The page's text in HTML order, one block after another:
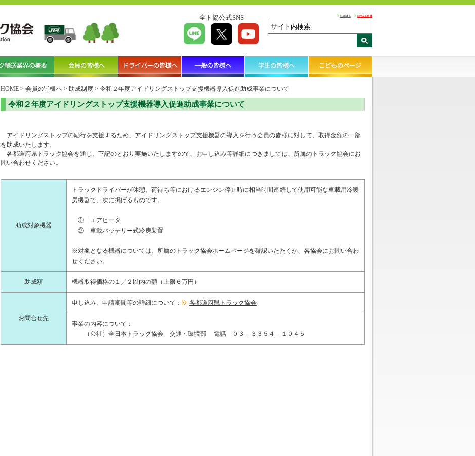
全ト協公式SNS HOME ENGLISH
HOME > 会員の皆様へ > 助成制度 > 令和２年度アイドリングストップ支援機器導入促進助成事業について
令和２年度アイドリングストップ支援機器導入促進助成事業について
アイドリングストップの励行を支援するため、アイドリングストップ支援機器の導入を行う会員の皆様に対して、取得金額の一部
を助成いたします。
各都道府県トラック協会を通じ、下記のとおり実施いたしますので、お申し込み等詳細につきましては、所属のトラック協会にお
問い合わせください。
助成対象機器
トラックドライバーが休憩、荷待ち等におけるエンジン停止時に相当時間連続して使用可能な車載用冷暖
房機器で、次に掲げるものです。
① エアヒータ
② 車載バッテリー式冷房装置
※対象となる機器については、所属のトラック協会ホームページを確認いただくか、各協会にお問い合わ
せください。
助成額 機器取得価格の１／２以内の額（上限６万円）
お問合せ先
申し込み、申請期間等の詳細について： 各都道府県トラック協会
事業の内容について：
（公社）全日本トラック協会 交通・環境部 電話 ０３－３３５４－１０４５